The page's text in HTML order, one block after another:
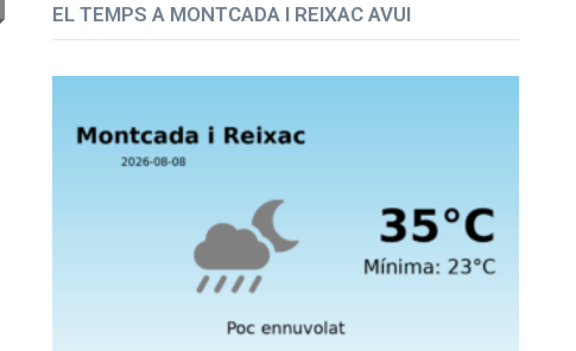
EL TEMPS A MONTCADA I REIXAC AVUI